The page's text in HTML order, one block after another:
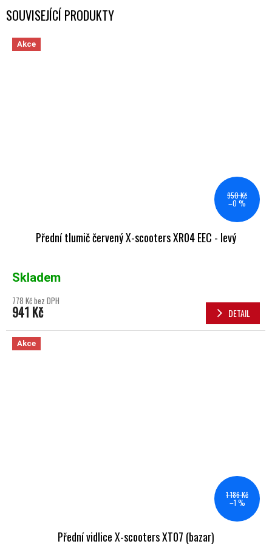
SOUVISEJÍCÍ PRODUKTY
Akce
950 Kč
–0 %
Přední tlumič červený X-scooters XR04 EEC - levý
Skladem
778 Kč bez DPH
941 Kč DETAIL
Akce
1 186 Kč
–1 %
Přední vidlice X-scooters XT07 (bazar)